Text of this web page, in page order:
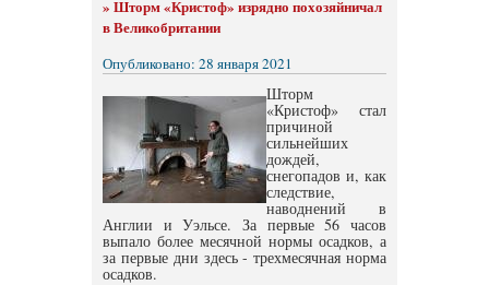
» Шторм «Кристоф» изрядно похозяйничал
в Великобритании
Опубликовано: 28 января 2021
Шторм
«Кристоф» стал
причиной
сильнейших
дождей,
снегопадов и, как
следствие,
наводнений в
Англии и Уэльсе. За первые 56 часов
выпало более месячной нормы осадков, а
за первые дни здесь - трехмесячная норма
осадков.